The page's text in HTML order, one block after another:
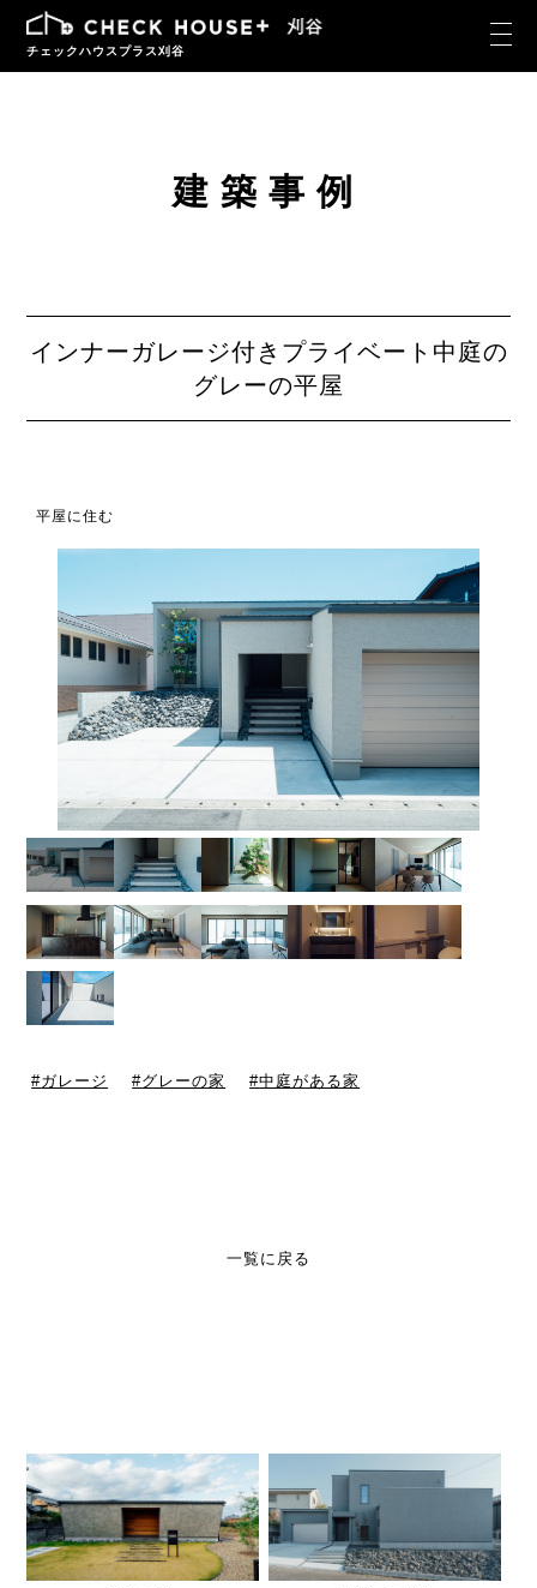
チェックハウスプラス刈谷
建築事例
インナーガレージ付きプライベート中庭の
グレーの平屋
平屋に住む
ガレージ グレーの家 中庭がある家
一覧に戻る